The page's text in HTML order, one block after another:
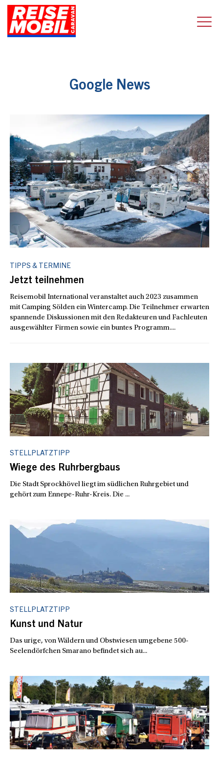
Google News
TIPPS & TERMINE
Jetzt teilnehmen
Reisemobil International veranstaltet auch 2023 zusammen
mit Camping Sölden ein Wintercamp. Die Teilnehmer erwarten
spannende Diskussionen mit den Redakteuren und Fachleuten
ausgewählter Firmen sowie ein buntes Programm....
STELLPLATZTIPP
Wiege des Ruhrbergbaus
Die Stadt Sprockhövel liegt im südlichen Ruhrgebiet und
gehört zum Ennepe-Ruhr-Kreis. Die ...
STELLPLATZTIPP
Kunst und Natur
Das urige, von Wäldern und Obstwiesen umgebene 500-
Seelendörfchen Smarano befindet sich au...